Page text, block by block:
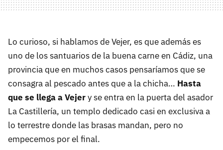
Lo curioso, si hablamos de Vejer, es que además es
uno de los santuarios de la buena carne en Cádiz, una
provincia que en muchos casos pensaríamos que se
consagra al pescado antes que a la chicha… Hasta
que se llega a Vejery se entra en la puerta del asador
La Castillería, un templo dedicado casi en exclusiva a
lo terrestre donde las brasas mandan, pero no
empecemos por el final.